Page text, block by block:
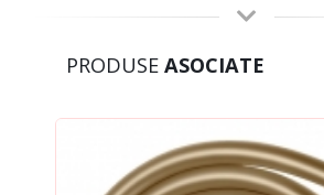
PRODUSE ASOCIATE